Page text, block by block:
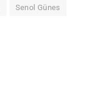
Senol Günes